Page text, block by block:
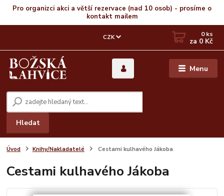
Pro organizci akci a větší rezervace (nad 10 osob) - prosíme o
kontakt mailem
Menu
CZK
Hledat
0ks
za 0 Kč
Úvod Knihy/Nakladatelé Cestami kulhavého Jákoba
Cestami kulhavého Jákoba